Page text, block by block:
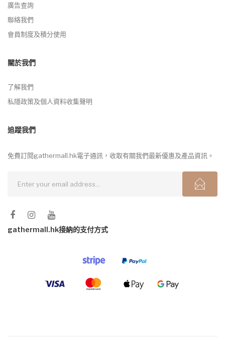
廣告查詢
聯絡我們
會員制度及積分使用
關於我們
了解我們
私隱政策及個人資料收集聲明
追蹤我們
免費訂閱gathermall.hk電子通訊，收取有關我們最新優惠及產品資訊。
gathermall.hk接納的支付方式